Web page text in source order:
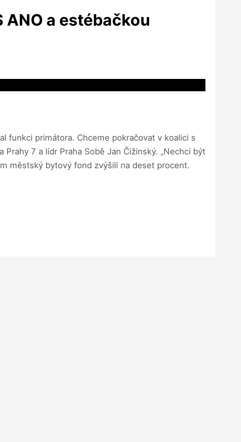
a estébačkou
funkci primátora. Chceme pokračovat v koalici s
7 a lídr Praha Sobě Jan Čižinský. „Nechci být
městský bytový fond zvýšili na deset procent.